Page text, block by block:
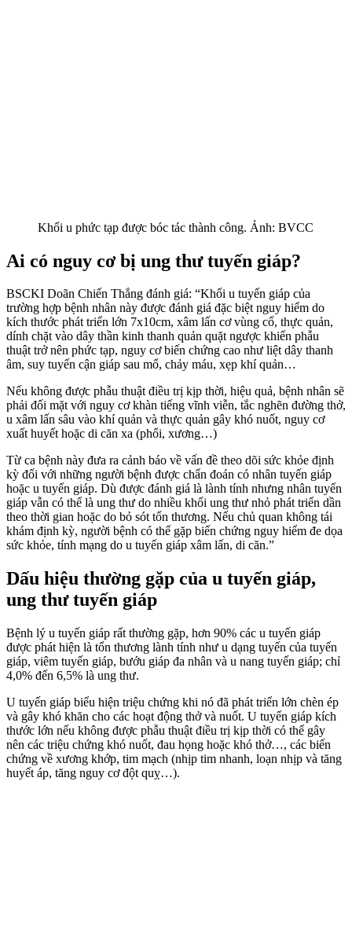
Khối u phức tạp được bóc tác thành công. Ảnh: BVCC
Ai có nguy cơ bị ung thư tuyến giáp?
BSCKI Doãn Chiến Thắng đánh giá: “Khối u tuyến giáp của
trường hợp bệnh nhân này được đánh giá đặc biệt nguy hiểm do
kích thước phát triển lớn 7x10cm, xâm lấn cơ vùng cổ, thực quản,
dính chặt vào dây thần kinh thanh quản quặt ngược khiến phẫu
thuật trở nên phức tạp, nguy cơ biến chứng cao như liệt dây thanh
âm, suy tuyến cận giáp sau mổ, chảy máu, xẹp khí quản…
Nếu không được phẫu thuật điều trị kịp thời, hiệu quả, bệnh nhân sẽ
phải đối mặt với nguy cơ khàn tiếng vĩnh viễn, tắc nghẽn đường thở,
u xâm lấn sâu vào khí quản và thực quản gây khó nuốt, nguy cơ
xuất huyết hoặc di căn xa (phổi, xương…)
Từ ca bệnh này đưa ra cảnh báo về vấn đề theo dõi sức khỏe định
kỳ đối với những người bệnh được chẩn đoán có nhân tuyến giáp
hoặc u tuyến giáp. Dù được đánh giá là lành tính nhưng nhân tuyến
giáp vẫn có thể là ung thư do nhiều khối ung thư nhỏ phát triển dần
theo thời gian hoặc do bỏ sót tổn thương. Nếu chủ quan không tái
khám định kỳ, người bệnh có thể gặp biến chứng nguy hiểm đe dọa
sức khỏe, tính mạng do u tuyến giáp xâm lấn, di căn.”
Dấu hiệu thường gặp của u tuyến giáp,
ung thư tuyến giáp
Bệnh lý u tuyến giáp rất thường gặp, hơn 90% các u tuyến giáp
được phát hiện là tổn thương lành tính như u dạng tuyến của tuyến
giáp, viêm tuyến giáp, bướu giáp đa nhân và u nang tuyến giáp; chỉ
4,0% đến 6,5% là ung thư.
U tuyến giáp biểu hiện triệu chứng khi nó đã phát triển lớn chèn ép
và gây khó khăn cho các hoạt động thở và nuốt. U tuyến giáp kích
thước lớn nếu không được phẫu thuật điều trị kịp thời có thể gây
nên các triệu chứng khó nuốt, đau họng hoặc khó thở…, các biến
chứng về xương khớp, tim mạch (nhịp tim nhanh, loạn nhịp và tăng
huyết áp, tăng nguy cơ đột quỵ…).